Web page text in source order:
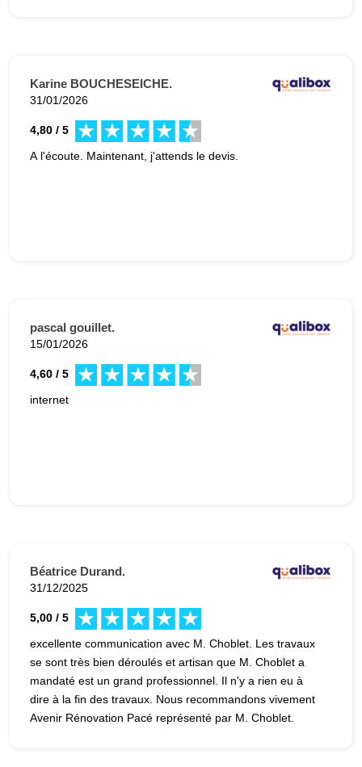
Karine BOUCHESEICHE.
31/01/2026
4,80 / 5
A l'écoute. Maintenant, j'attends le devis.
pascal gouillet.
15/01/2026
4,60 / 5
internet
Béatrice Durand.
31/12/2025
5,00 / 5
excellente communication avec M. Choblet. Les travaux
se sont très bien déroulés et artisan que M. Choblet a
mandaté est un grand professionnel. Il n'y a rien eu à
dire à la fin des travaux. Nous recommandons vivement
Avenir Rénovation Pacé représenté par M. Choblet.